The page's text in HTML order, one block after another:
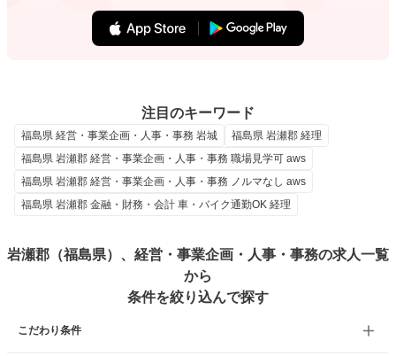
注目のキーワード
福島県 経営・事業企画・人事・事務 岩城
福島県 岩瀬郡 経理
福島県 岩瀬郡 経営・事業企画・人事・事務 職場見学可 aws
福島県 岩瀬郡 経営・事業企画・人事・事務 ノルマなし aws
福島県 岩瀬郡 金融・財務・会計 車・バイク通勤OK 経理
岩瀬郡（福島県）、経営・事業企画・人事・事務の求人一覧
から
条件を絞り込んで探す
こだわり条件